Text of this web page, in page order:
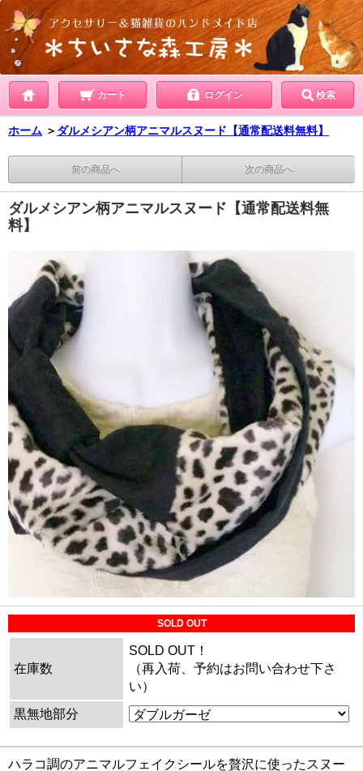
カート ログイン 検索
ホーム ＞ ダルメシアン柄アニマルスヌード【通常配送料無料】
前の商品へ 次の商品へ
ダルメシアン柄アニマルスヌード【通常配送料無
料】
SOLD OUT
在庫数
SOLD OUT！
（再入荷、予約はお問い合わせ下さ
い）
黒無地部分
ハラコ調のアニマルフェイクシールを贅沢に使ったスヌー